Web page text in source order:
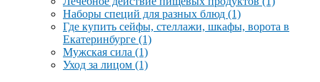
Наборы специй для разных блюд (1)
Где купить сейфы, стеллажи, шкафы, ворота в
Екатеринбурге (1)
Мужская сила (1)
Уход за лицом (1)